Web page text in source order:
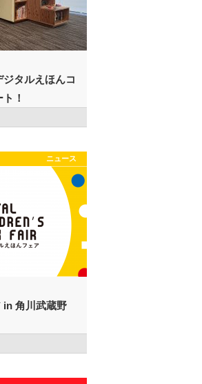
タルえほんコ
！
ニュース
in 角川武蔵野